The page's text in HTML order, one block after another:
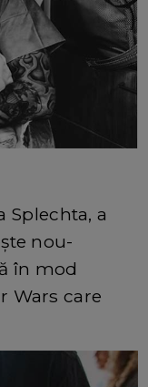
Splechta, a
nou-
în mod
Wars care